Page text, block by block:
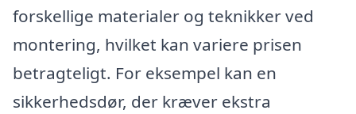
forskellige materialer og teknikker ved
montering, hvilket kan variere prisen
betragteligt. For eksempel kan en
sikkerhedsdør, der kræver ekstra